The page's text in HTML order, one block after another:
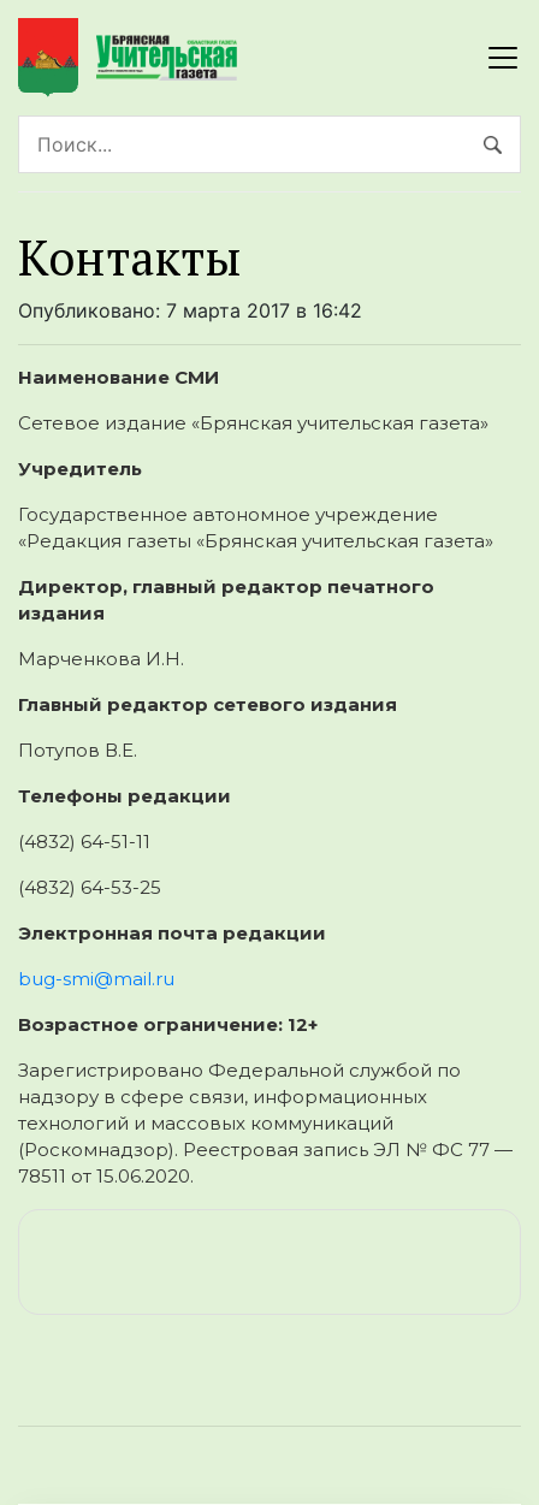
Контакты
Опубликовано: 7 марта 2017 в 16:42
Наименование СМИ
Сетевое издание «Брянская учительская газета»
Учредитель
Государственное автономное учреждение
«Редакция газеты «Брянская учительская газета»
Директор, главный редактор печатного
издания
Марченкова И.Н.
Главный редактор сетевого издания
Потупов В.Е.
Телефоны редакции
(4832) 64-51-11
(4832) 64-53-25
Электронная почта редакции
bug-smi@mail.ru
Возрастное ограничение: 12+
Зарегистрировано Федеральной службой по
надзору в сфере связи, информационных
технологий и массовых коммуникаций
(Роскомнадзор). Реестровая запись ЭЛ № ФС 77 —
78511 от 15.06.2020.